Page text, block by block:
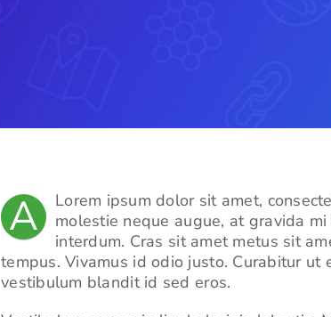
A
Lorem ipsum dolor sit amet,
molestie neque augue, at gravida
interdum. Cras sit amet metus sit
tempus. Vivamus id odio justo. Curabitur ut
vestibulum blandit id sed eros.